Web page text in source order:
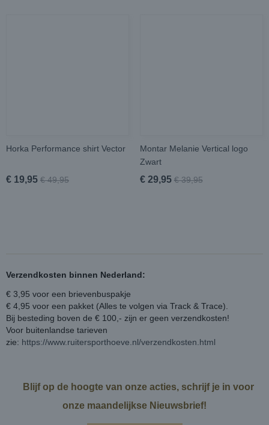
Horka Performance shirt Vector
€ 19,95 € 49,95
Montar Melanie Vertical logo
Zwart
€ 29,95 € 39,95
Verzendkosten binnen Nederland:
€ 3,95 voor een brievenbuspakje
€ 4,95 voor een pakket (Alles te volgen via Track & Trace).
Bij besteding boven de € 100,- zijn er geen verzendkosten!
Voor buitenlandse tarieven
zie: https://www.ruitersporthoeve.nl/verzendkosten.html
Blijf op de hoogte van onze acties, schrijf je in voor
onze maandelijkse Nieuwsbrief!